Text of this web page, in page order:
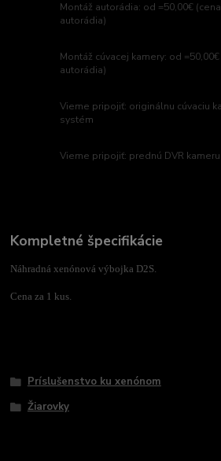
Montáž autorádia: od =50,00€
autorádia)
Montáž cúvacej kamery: od
autorádia)
Vieme pripojiť: originálnu cúvaciu
systém
Vieme pripojiť: prednú DVR kameru
Kompletné špecifikácie
Náhradná xenónová výbojka D2S.
Cena za 1 kus.
Príslušenstvo ku xenónom
Žiarovky